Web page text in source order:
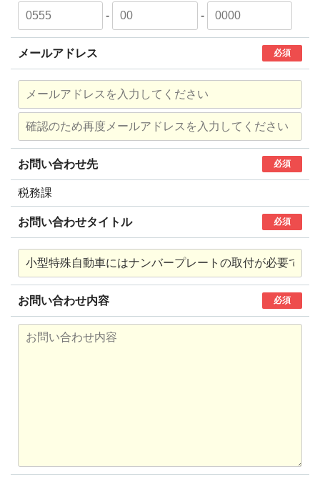
- -
メールアドレス 必須
お問い合わせ先 必須
税務課
お問い合わせタイトル 必須
お問い合わせ内容 必須